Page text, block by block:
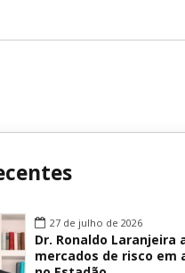
27 de julho de 2026
Dr. Ronaldo Laranjeira
mercados de risco em